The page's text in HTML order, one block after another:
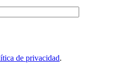
de privacidad.